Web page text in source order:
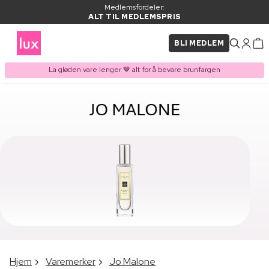
Medlemsfordeler:
ALT TIL MEDLEMSPRIS
BLI MEDLEM
La gløden vare lenger 🤎 alt for å bevare brunfargen
Hjem Varemerker
Jo Malone